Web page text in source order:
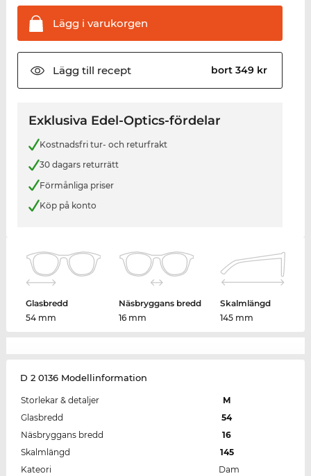
Lägg i varukorgen
Lägg till recept bort 349 kr
Exklusiva Edel-Optics-fördelar
Kostnadsfri tur- och returfrakt
30 dagars returrätt
Förmånliga priser
Köp på konto
Glasbredd
54 mm
Näsbryggans bredd
16 mm
Skalmlängd
145 mm
D 2 0136 Modellinformation
Storlekar & detaljer
M
Glasbredd
54
Näsbryggans bredd
16
Skalmlängd
145
Kateori
Dam